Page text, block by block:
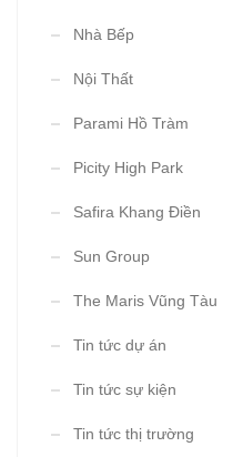
Nhà Bếp
Nội Thất
Parami Hồ Tràm
Picity High Park
Safira Khang Điền
Sun Group
The Maris Vũng Tàu
Tin tức dự án
Tin tức sự kiện
Tin tức thị trường